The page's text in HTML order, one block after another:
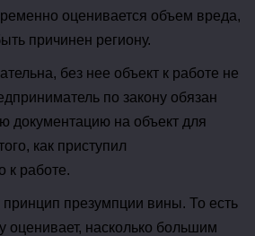
оценивается объем вреда,
причинен региону.
без нее объект к работе не
по закону обязан
документацию на объект для
как приступил
к работе.
презумпции вины. То есть
оценивает, насколько большим